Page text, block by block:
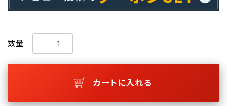
数量
カートに入れる